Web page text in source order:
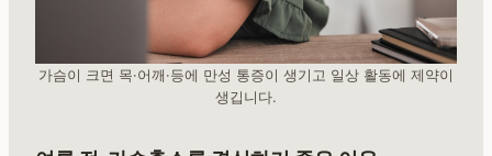
가슴이 크면 목·어깨·등에 만성 통증이 생기고 일상 활동에 제약이
생깁니다.